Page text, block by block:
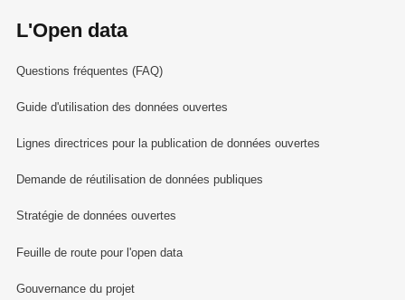
L'Open data
Questions fréquentes (FAQ)
Guide d'utilisation des données ouvertes
Lignes directrices pour la publication de données ouvertes
Demande de réutilisation de données publiques
Stratégie de données ouvertes
Feuille de route pour l'open data
Gouvernance du projet